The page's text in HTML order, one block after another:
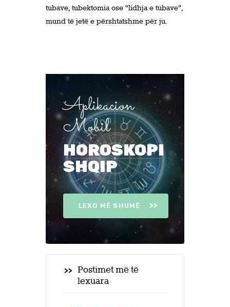
tubave, tubektomia ose “lidhja e tubave”,
mund të jetë e përshtatshme për ju.
Aplikacion
Mobil
HOROSKOPI
SHQIP
LEXO MË SHUMË
Postimet më të
lexuara